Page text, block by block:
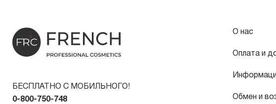
БЕСПЛАТНО С МОБИЛЬНОГО!
0-800-750-748
О нас
Оплата и
Обмен и